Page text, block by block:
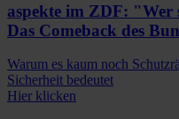
aspekte im ZDF: "Wer
Das Comeback des
Warum es kaum noch
Sicherheit bedeutet
Hier klicken